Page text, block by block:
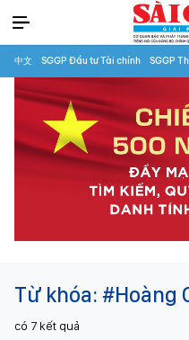
中文 SGGP Đầu tư Tài chính SGGP
Từ khóa: #Hoàng
có 7 kết quả